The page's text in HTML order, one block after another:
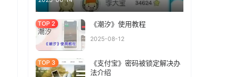
《潮汐》使用教程
2025-08-12
《支付宝》密码被锁定解决办
法介绍